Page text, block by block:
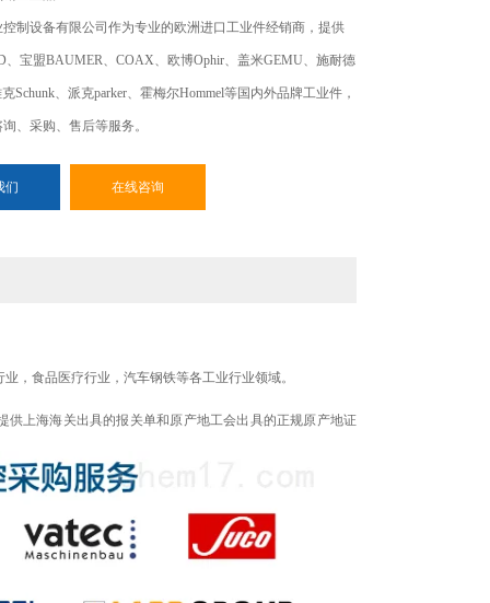
制设备有限公司作为专业的欧洲进口工业件经销商，提供
、宝盟BAUMER、COAX、欧博Ophir、盖米GEMU、施耐德
克Schunk、派克parker、霍梅尔Hommel等国内外品牌工业件，
、采购、售后等服务。
们 在线咨询
，食品医疗行业，汽车钢铁等各工业行业领域。
供上海海关出具的报关单和原产地工会出具的正规原产地证